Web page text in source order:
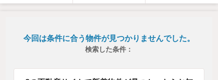
今回は条件に合う物件が見つかりませんでした。
検索した条件：